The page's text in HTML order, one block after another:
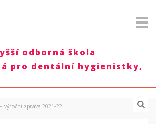
odborná škola
pro dentální hygienistky,
výroční zpráva 2021-22